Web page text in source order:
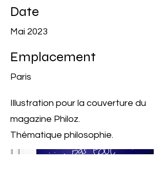
Date
Mai 2023
Emplacement
Paris
Illustration pour la couverture du
magazine Philoz.
Thématique philosophie.